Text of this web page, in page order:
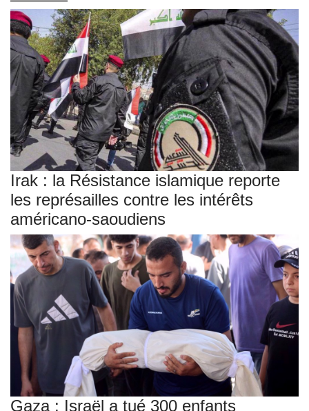
Irak : la Résistance islamique reporte
les représailles contre les intérêts
américano-saoudiens
Gaza : Israël a tué 300 enfants